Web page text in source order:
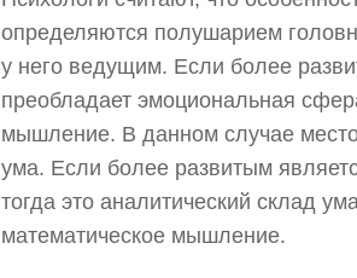
определяются полушарием
у него ведущим. Если более
преобладает эмоциональная
мышление. В данном случае
ума. Если более развитым
тогда это аналитический склад
математическое мышление.